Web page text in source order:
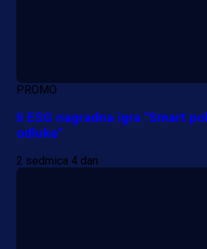
PROMO
II ESG nagradna igra "Smart
odluke"
2 sedmica 4 dan